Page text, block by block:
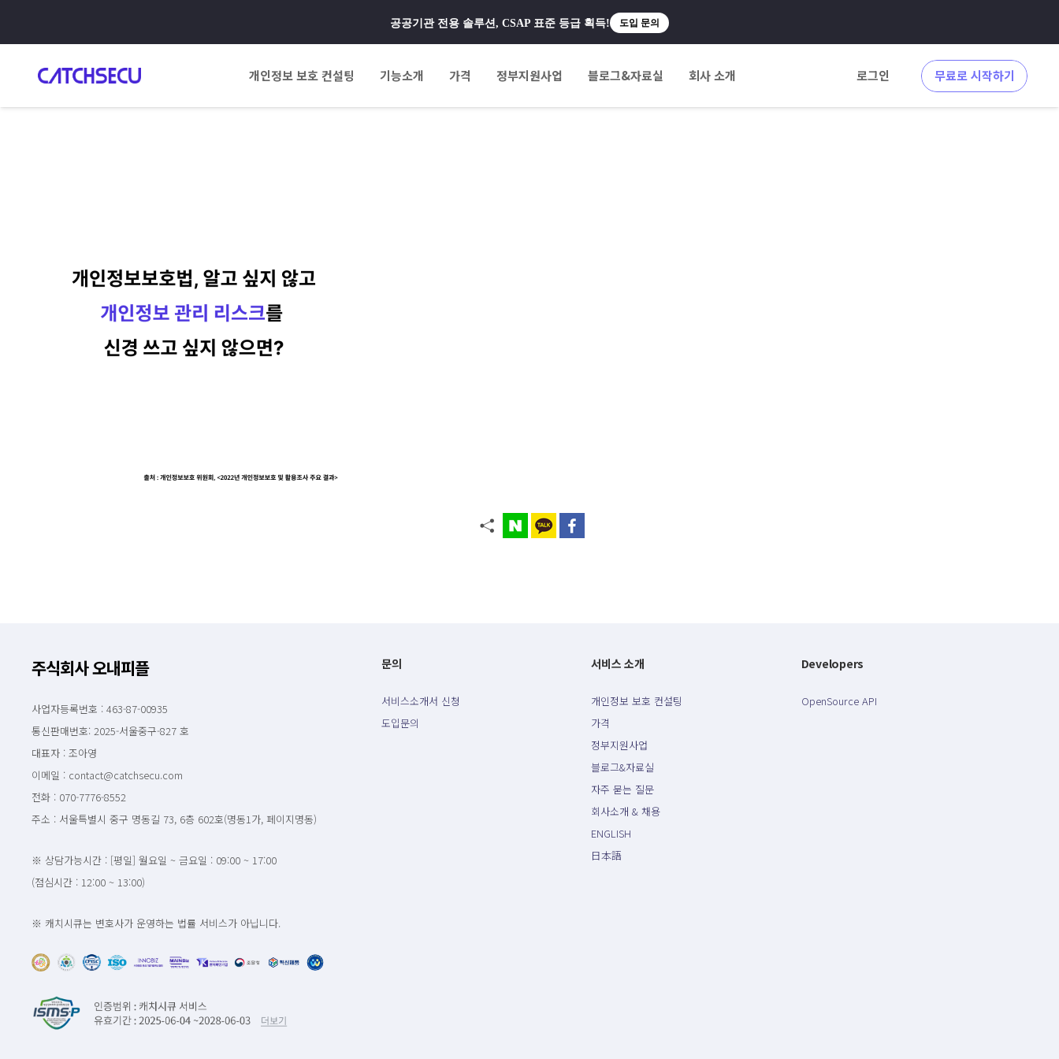
공공기관 전용 솔루션, CSAP 표준 등급 획득! 도입 문의
개인정보 보호 컨설팅 기능소개 가격 정부지원사업 블로그&자료실 회사 소개 로그인 무료로 시작하기
주식회사 오내피플
사업자등록번호 : 463-87-00935
통신판매번호: 2025-서울중구-827 호
대표자 : 조아영
이메일 : contact@catchsecu.com
전화 : 070-7776-8552
주소 : 서울특별시 중구 명동길 73, 6층 602호(명동1가, 페이지명동)
※ 상담가능시간 : [평일] 월요일 ~ 금요일 : 09:00 ~ 17:00
(점심시간 : 12:00 ~ 13:00)
※ 캐치시큐는 변호사가 운영하는 법률 서비스가 아닙니다.
문의
서비스소개서 신청
도입문의
서비스 소개
개인정보 보호 컨설팅
가격
정부지원사업
블로그&자료실
자주 묻는 질문
회사소개 & 채용
ENGLISH
日本語
Developers
OpenSource API